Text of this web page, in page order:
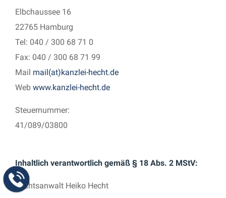
Elbchaussee 16
22765 Hamburg
Tel: 040 / 300 68 71 0
Fax: 040 / 300 68 71 99
Mail mail(at)kanzlei-hecht.de
Web www.kanzlei-hecht.de
Steuernummer:
41/089/03800
Inhaltlich verantwortlich gemäß § 18 Abs. 2 MStV:
Rechtsanwalt Heiko Hecht